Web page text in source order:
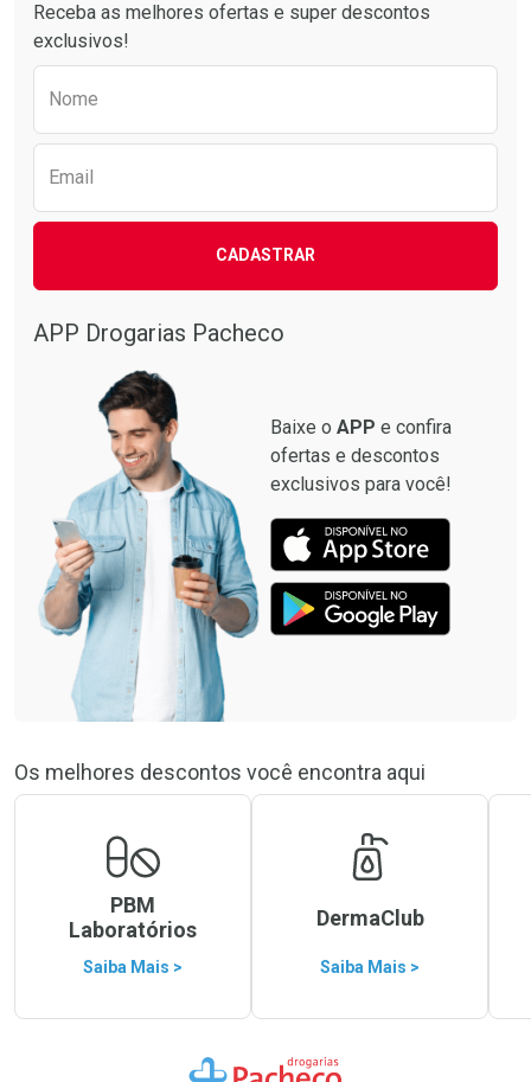
Receba as melhores ofertas e super descontos
exclusivos!
Nome
Email
CADASTRAR
APP Drogarias Pacheco
Baixe o APP e confira
ofertas e descontos
exclusivos para você!
Os melhores descontos você encontra aqui
PBM
Laboratórios
Saiba Mais >
DermaClub
Saiba Mais >
Ir para a Home